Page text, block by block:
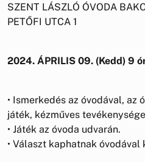
SZENT LÁSZLÓ ÓVODA
PETŐFI UTCA 1
2024. ÁPRILIS 09. (Kedd) 9
• Ismerkedés az óvodával, az
játék, kézműves
• Játék az óvoda udvarán.
• Választ kaphatnak